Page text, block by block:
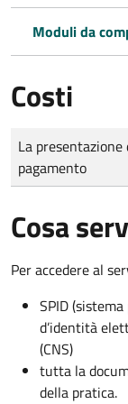
Moduli da
Costi
Tipo di pagamento
Importo
La
pagamento
Cosa
Per accedere al
SPID
d’identità
(CNS)
tutta la
della pratica.